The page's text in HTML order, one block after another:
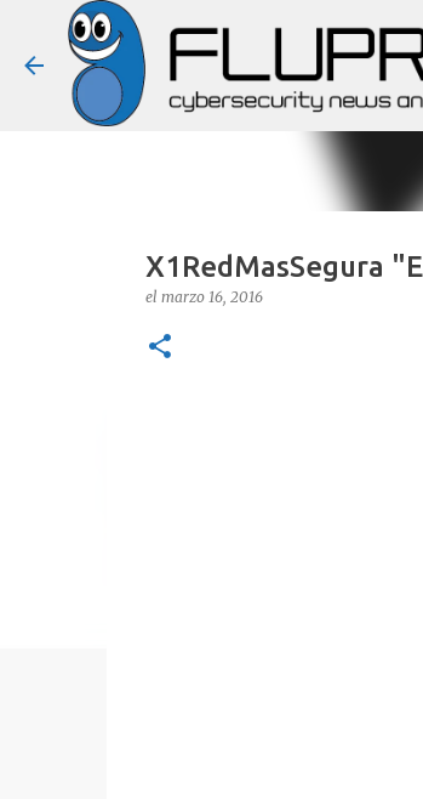
X1RedMasSegura
el marzo 16, 2016